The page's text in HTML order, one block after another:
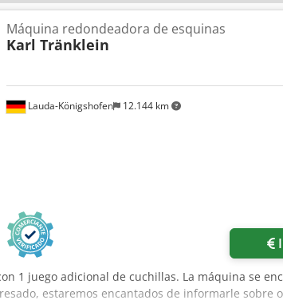
Lauda-Königshofen 12.144 km
Máquina redondeadora de esquinas
Karl Tränklein
1 juego adicional de cuchillas. La máquina se
estaremos encantados de informarle sobre